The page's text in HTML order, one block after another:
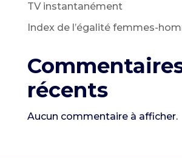
TV instantanément
Index de l’égalité femmes-
récents
Aucun commentaire à afficher.